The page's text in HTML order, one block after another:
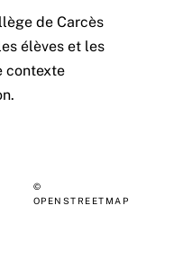
de Carcès
élèves et les
contexte
©
OPENSTREETMAP